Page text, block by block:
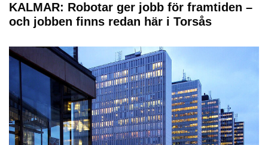
KALMAR: Robotar ger jobb för framtiden –
och jobben finns redan här i Torsås